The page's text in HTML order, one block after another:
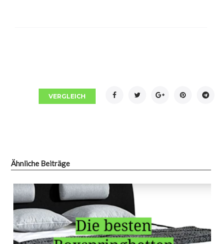
VERGLEICH FacebookTwitterGoogle+Pinterest
Ähnliche Beiträge